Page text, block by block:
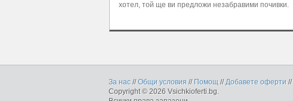
хотел, той ще ви предложи незабравими почивки.
За нас //Общи условия // Помощ //Добавете оферти //
Copyright © 2026 Vsichkioferti.bg.